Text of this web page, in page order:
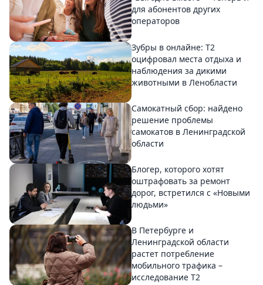
для абонентов других
операторов
Зубры в онлайне: Т2
оцифровал места отдыха и
наблюдения за дикими
животными в Ленобласти
Самокатный сбор: найдено
решение проблемы
самокатов в Ленинградской
области
Блогер, которого хотят
оштрафовать за ремонт
дорог, встретился с «Новыми
людьми»
В Петербурге и
Ленинградской области
растет потребление
мобильного трафика –
исследование T2